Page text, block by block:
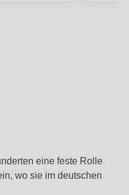
eine feste Rolle
wo sie im deutschen